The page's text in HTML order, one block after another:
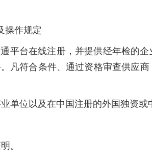
操作规定
平台在线注册，并提供经年检的
凡符合条件、通过资格审查供应
单位以及在中国注册的外国独资或
。